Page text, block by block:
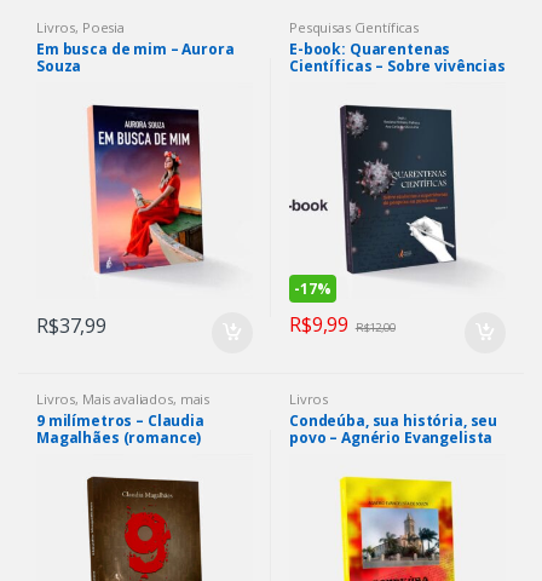
Livros, Poesia
Em busca de mim – Aurora
Souza
R$37,99
Pesquisas Científicas
E-book: Quarentenas
Científicas – Sobre vivências
na pandemia
-17%
R$9,99 R$12,00
Livros, Mais avaliados, mais
vendidos Policial ,Romance
9 milímetros – Claudia
Magalhães (romance)
Livros
Condeúba, sua história, seu
povo – Agnério Evangelista